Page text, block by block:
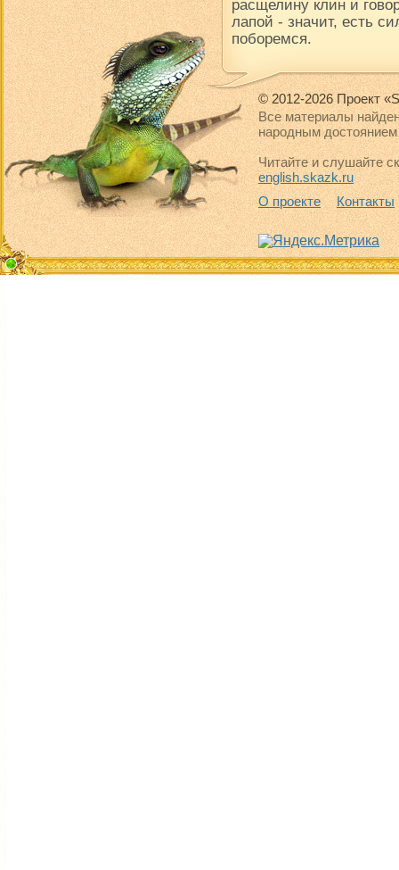
расщелину клин и
лапой - значит, есть
поборемся.
© 2012-2026 Проект
Все материалы
народным достоянием
Читайте и слушайте
english.skazk.ru
О проекте
Контакты